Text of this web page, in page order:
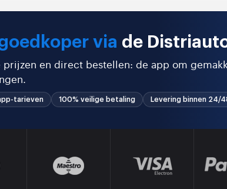
via de
prijzen en direct bestellen: de app om
tarieven 100% veilige betaling Levering binnen 24/